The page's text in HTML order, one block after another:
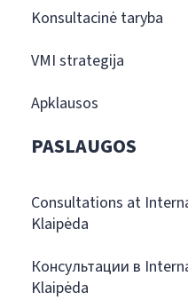
Konsultacinė taryba
VMI strategija
Apklausos
PASLAUGOS
Consultations at
Klaipėda
Консультации в
Klaipėda